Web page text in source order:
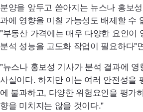
분양을 앞두고 쏟아지는 뉴스나 홍보
과에 영향을 미칠 가능성도 배제할 수
"부동산 가격에는 매우 다양한 요인이
분석 성능을 고도화 작업이 필요하다"
"뉴스나 홍보성 기사가 분석 결과에 영
사실이다. 하지만 이는 여러 안전성을
에 불과하고, 다양한 위험요인을 평가
향을 미치지는 않을 것이다."